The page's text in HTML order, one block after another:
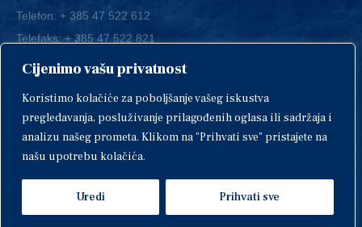
Cijenimo vašu privatnost
Koristimo kolačiće za poboljšanje vašeg iskustva
pregledavanja, posluživanje prilagođenih oglasa ili sadržaja i
analizu našeg prometa. Klikom na "Prihvati sve" pristajete na
našu upotrebu kolačića.
Uredi Prihvati sve
Telefaks:+ 385 47 522 821
E-mail:grad-ogulin@ogulin.hr
IBAN: HR1424020061829700009